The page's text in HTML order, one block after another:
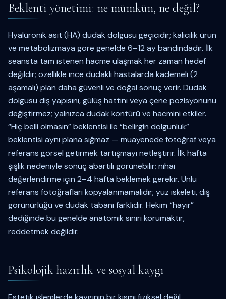
Beklenti yönetimi: ne mümkün, ne değil?
Hyalüronik asit (HA) dudak dolgusu geçicidir; kalıcılık ürün
ve metabolizmaya göre genelde 6–12 ay bandındadır. İlk
seansta tam istenen hacme ulaşmak her zaman hedef
değildir; özellikle ince dudaklı hastalarda kademeli (2
aşamalı) plan daha güvenli ve doğal sonuç verir. Dudak
dolgusu diş yapısını, gülüş hattını veya çene pozisyonunu
değiştirmez; yalnızca dudak kontürü ve hacmini etkiler.
“Hiç belli olmasın” beklentisi ile “belirgin dolgunluk”
beklentisi aynı plana sığmaz — muayenede fotoğraf veya
referans görsel getirmek tartışmayı netleştirir. İlk hafta
şişlik nedeniyle sonuç abartılı görünebilir; nihai
değerlendirme için 2–4 hafta beklemek gerekir. Ünlü
referans fotoğrafları kopyalanmamalıdır; yüz iskeleti, diş
görünürlüğü ve dudak tabanı farklıdır. Hekim “hayır”
dediğinde bu genelde anatomik sınırı korumaktır,
reddetmek değildir.
Psikolojik hazırlık ve sosyal kaygı